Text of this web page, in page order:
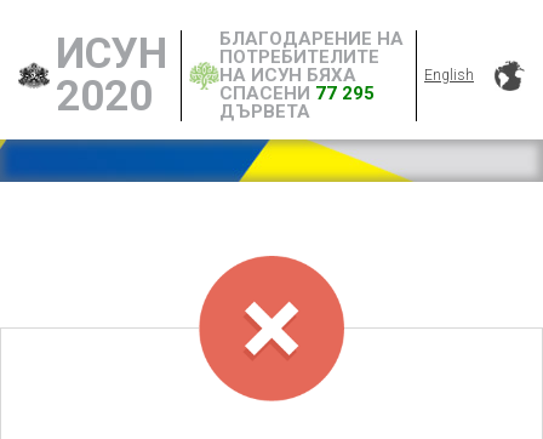
ИСУН
2020
БЛАГОДАРЕНИЕ НА
ПОТРЕБИТЕЛИТЕ
НА ИСУН БЯХА
СПАСЕНИ 77 295
ДЪРВЕТА
English